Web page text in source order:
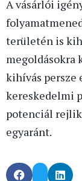
A vásárlói
területén is
megoldásokra
kihívás persze
kereskedelmi
potenciál
egyaránt.